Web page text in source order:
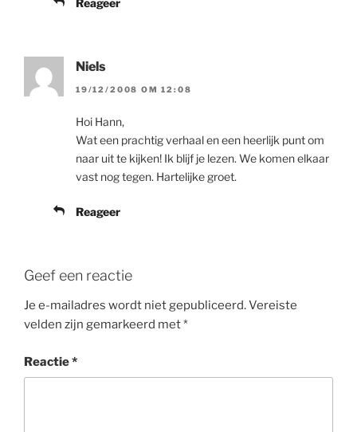
Reageer
Niels
19/12/2008 OM 12:08
Hoi Hann,
Wat een prachtig verhaal en een heerlijk punt om
naar uit te kijken! Ik blijf je lezen. We komen elkaar
vast nog tegen. Hartelijke groet.
Reageer
Geef een reactie
Je e-mailadres wordt niet gepubliceerd.Vereiste
velden zijn gemarkeerd met*
Reactie*